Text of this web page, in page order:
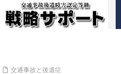
交通事故と後遺症